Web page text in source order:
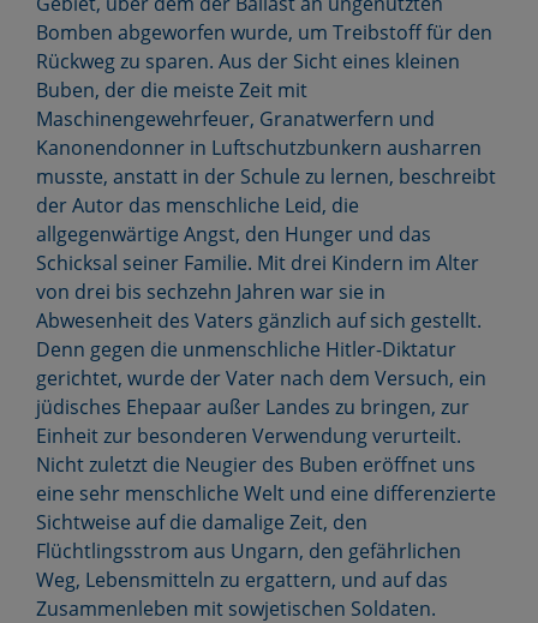
Bomben abgeworfen wurde, um Treibstoff für den
Rückweg zu sparen. Aus der Sicht eines kleinen
Buben, der die meiste Zeit mit
Maschinengewehrfeuer, Granatwerfern und
Kanonendonner in Luftschutzbunkern ausharren
musste, anstatt in der Schule zu lernen, beschreibt
der Autor das menschliche Leid, die
allgegenwärtige Angst, den Hunger und das
Schicksal seiner Familie. Mit drei Kindern im Alter
von drei bis sechzehn Jahren war sie in
Abwesenheit des Vaters gänzlich auf sich gestellt.
Denn gegen die unmenschliche Hitler-Diktatur
gerichtet, wurde der Vater nach dem Versuch, ein
jüdisches Ehepaar außer Landes zu bringen, zur
Einheit zur besonderen Verwendung verurteilt.
Nicht zuletzt die Neugier des Buben eröffnet uns
eine sehr menschliche Welt und eine differenzierte
Sichtweise auf die damalige Zeit, den
Flüchtlingsstrom aus Ungarn, den gefährlichen
Weg, Lebensmitteln zu ergattern, und auf das
Zusammenleben mit sowjetischen Soldaten.